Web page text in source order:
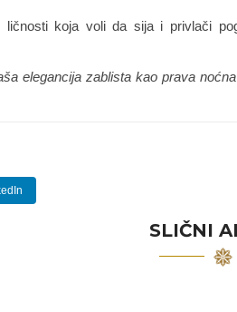
koja voli da sija i privlači
elegancija zablista kao prava
SLIČNI